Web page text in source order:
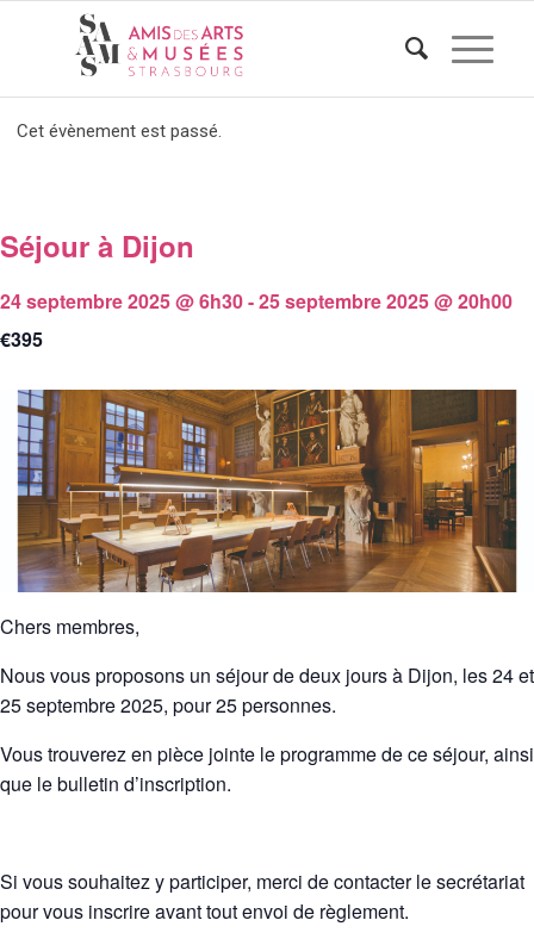
Cet évènement est passé.
Séjour à Dijon
24 septembre 2025 @ 6h30-25 septembre 2025 @ 20h00
€395
Chers membres,
Nous vous proposons un séjour de deux jours à Dijon, les 24 et
25 septembre 2025, pour 25 personnes.
Vous trouverez en pièce jointe le programme de ce séjour, ainsi
que le bulletin d’inscription.
Si vous souhaitez y participer, merci de contacter le secrétariat
pour vous inscrire avant tout envoi de règlement.